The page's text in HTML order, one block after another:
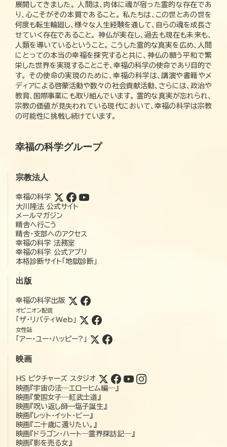
展開してきました。 人間は、肉体に魂が宿った霊的な存在であ
り、心こそがその本質であること。 私たちは、この世とあの世を
何度も転生輪廻し、様々な人生経験を通して、自らの魂を成長さ
せていく存在であること。 神仏が実在し、過去も現在も未来も、
人類を導いているということ。 こうした霊的な真実を広め、人間
にとっての本当の幸福を探究すると共に、神仏の願う平和で繁
栄した世界を実現することこそ、幸福の科学の使命であり目的で
す。 その使命の実現のために、幸福の科学は、講演や書籍やメ
ディアによる啓蒙活動や数々の社会貢献活動、さらには、政治や
教育、国際事業にも取り組んでいます。 霊的な真実が忘れられ、
宗教の価値が見失われている現代において、幸福の科学は宗教
の可能性に挑戦し続けています。
幸福の科学グループ
宗教法人
幸福の科学
大川隆法 公式サイト
メールマガジン
精舎へ行こう
精舎・支部へのアクセス
幸福の科学 法務室
幸福の科学 公式アプリ
本格診断サイト「地獄診断」
出版
幸福の科学出版
オピニオン配信
「ザ・リバティWeb」
女性誌
「アー・ユー・ハッピー?」
映画
HS ピクチャーズ スタジオ
映画『宇宙の法―エローヒム編―』
映画『愛国女子―紅武士道』
映画『呪い返し師—塩子誕生』
映画『レット・イット・ビー』
映画『二十歳に還りたい。』
映画『ドラゴン・ハート―霊界探訪記―』
映画『影を売る女』